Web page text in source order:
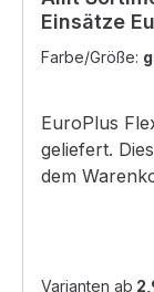
Einsätze
Farbe/Größe:
EuroPlus
geliefert.
dem
x T x H)
Varianten ab